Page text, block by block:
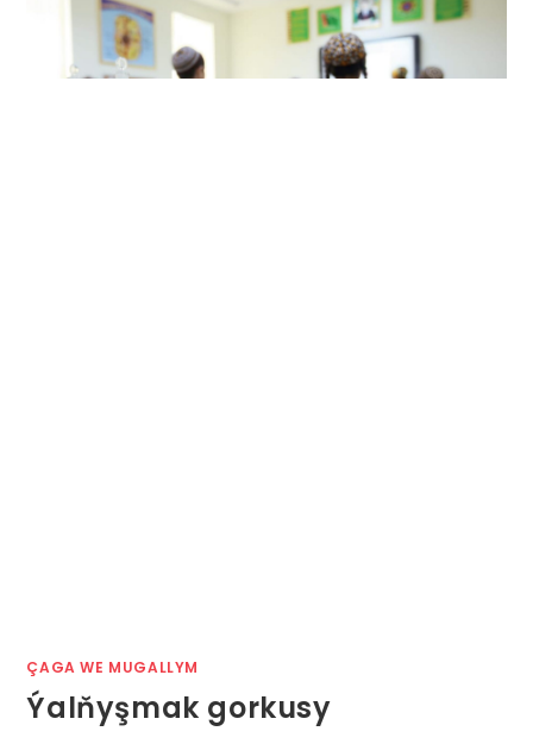
ÇAGA WE MUGALLYM
Ýalňyşmak gorkusy